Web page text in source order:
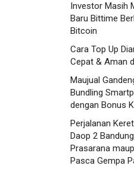
Investor Masih
Baru Bittime
Bitcoin
Cara Top Up
Cepat & Aman
Maujual
Bundling
dengan Bonus
Perjalanan
Daop 2
Prasarana
Pasca Gempa